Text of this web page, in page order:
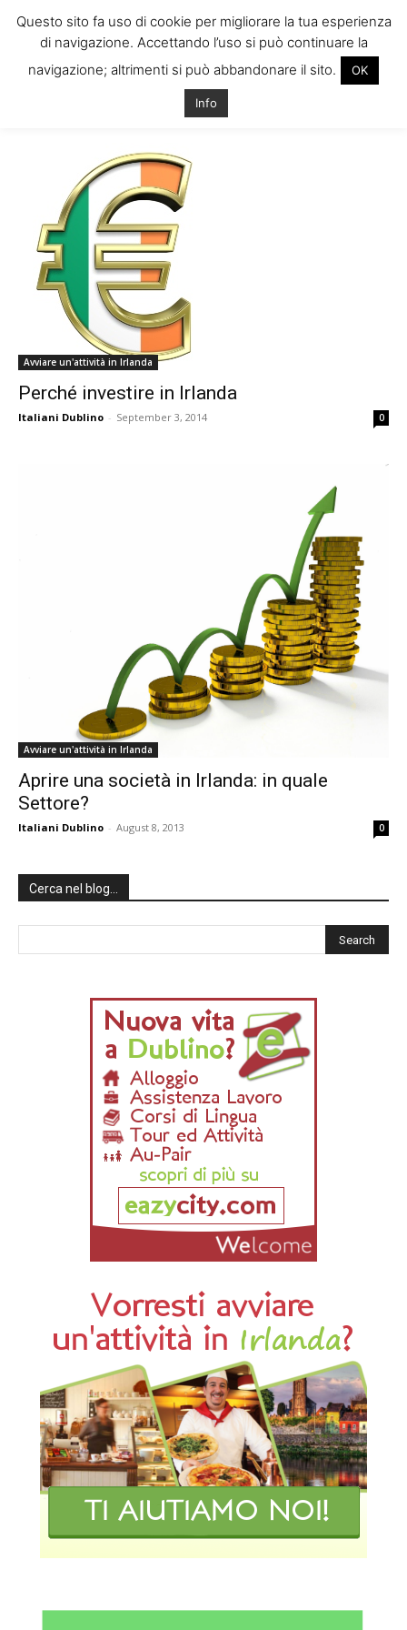
Tag: investire a dublino
Avviare un'attività in Irlanda
Perché investire in Irlanda
Italiani Dublino - September 3, 2014 0
Avviare un'attività in Irlanda
Aprire una società in Irlanda: in quale
Settore?
Italiani Dublino - August 8, 2013 0
Cerca nel blog…
Questo sito fa uso di cookie per migliorare la tua esperienza
di navigazione. Accettando l’uso si può continuare la
navigazione; altrimenti si può abbandonare il sito.
OK
Info